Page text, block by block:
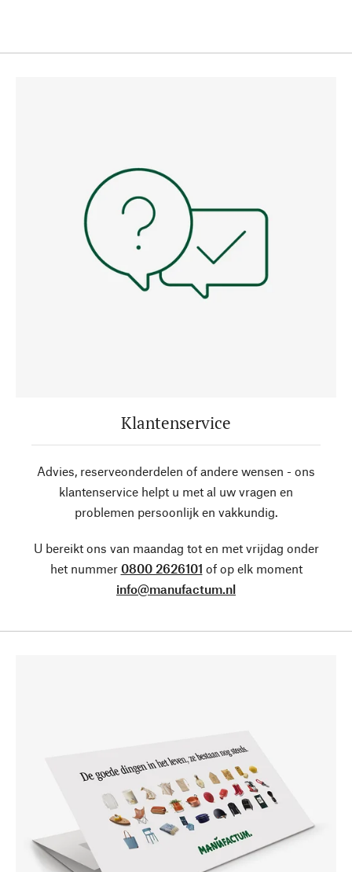
Klantenservice
Advies, reserveonderdelen of andere wensen - ons
klantenservice helpt u met al uw vragen en
problemen persoonlijk en vakkundig.
U bereikt ons van maandag tot en met vrijdag onder
het nummer 0800 2626101 of op elk moment
info@manufactum.nl